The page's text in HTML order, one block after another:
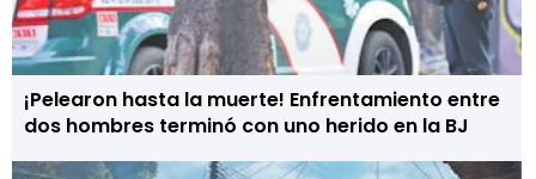
¡Pelearon hasta la muerte! Enfrentamiento entre
dos hombres terminó con uno herido en la BJ